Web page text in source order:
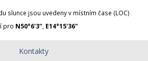
slunce jsou uvedeny v místním čase (LOC)
pro N50°6'3" E14°15'36"
Kontakty